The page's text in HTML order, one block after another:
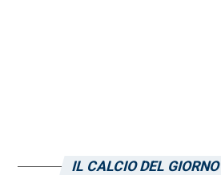
IL CALCIO DEL GIORNO